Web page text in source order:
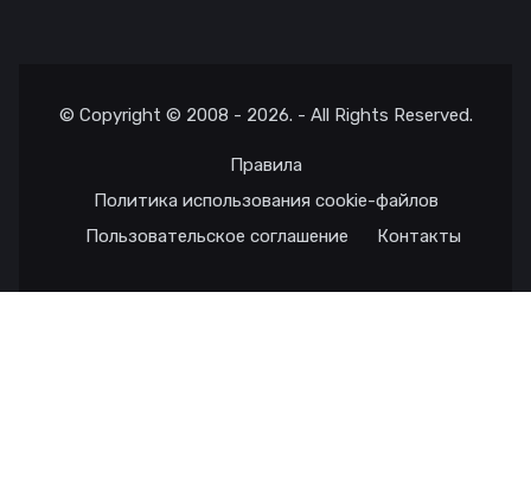
© Copyright © 2008 - 2026. - All Rights Reserved.
Правила
Политика использования cookie-файлов
Пользовательское соглашение
Контакты